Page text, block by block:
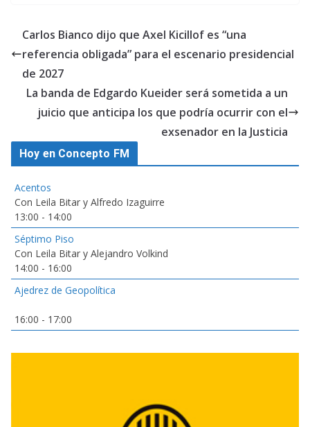
Carlos Bianco dijo que Axel Kicillof es “una
referencia obligada” para el escenario presidencial
de 2027
La banda de Edgardo Kueider será sometida a un
juicio que anticipa los que podría ocurrir con el
exsenador en la Justicia
Hoy en Concepto FM
Acentos
Con Leila Bitar y Alfredo Izaguirre
13:00 - 14:00
Séptimo Piso
Con Leila Bitar y Alejandro Volkind
14:00 - 16:00
Ajedrez de Geopolítica
16:00 - 17:00